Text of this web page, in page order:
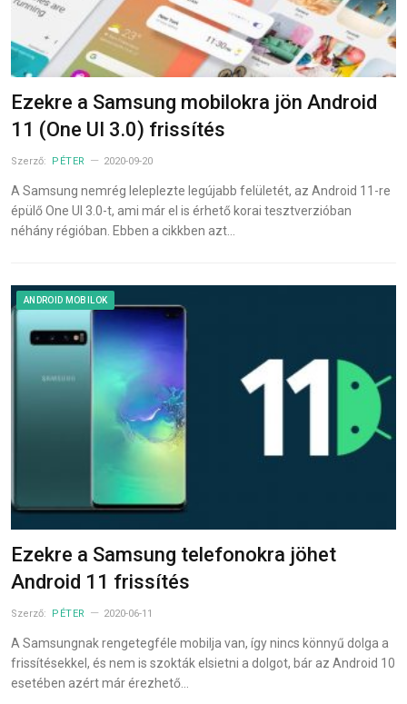
Ezekre a Samsung mobilokra jön Android
11 (One UI 3.0) frissítés
Szerző: PÉTER 2020-09-20
A Samsung nemrég leleplezte legújabb felületét, az Android 11-re
épülő One UI 3.0-t, ami már el is érhető korai tesztverzióban
néhány régióban. Ebben a cikkben azt…
ANDROID MOBILOK
Ezekre a Samsung telefonokra jöhet
Android 11 frissítés
Szerző: PÉTER 2020-06-11
A Samsungnak rengetegféle mobilja van, így nincs könnyű dolga a
frissítésekkel, és nem is szokták elsietni a dolgot, bár az Android 10
esetében azért már érezhető…